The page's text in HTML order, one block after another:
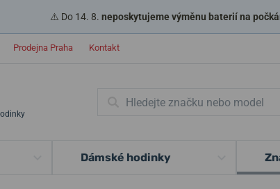
⚠️ Do 14. 8. neposkytujeme výměnu baterií na
Prodejna Praha Kontakt
Dámské hodinky